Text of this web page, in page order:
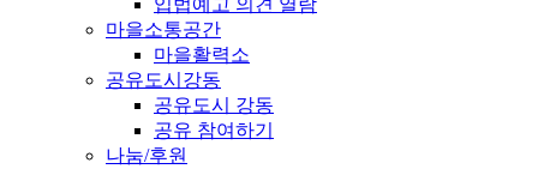
입법예고 의견 열람
마을소통공간
마을활력소
공유도시강동
공유도시 강동
공유 참여하기
나눔/후원